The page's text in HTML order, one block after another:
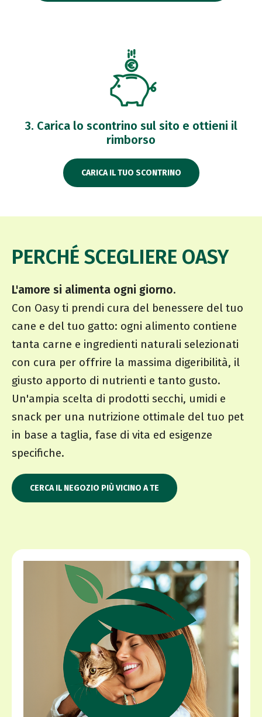
3. Carica lo scontrino sul sito e ottieni il
rimborso
CARICA IL TUO SCONTRINO
PERCHÉ SCEGLIERE OASY
L'amore si alimenta ogni giorno.
Con Oasy ti prendi cura del benessere del tuo
cane e del tuo gatto: ogni alimento contiene
tanta carne e ingredienti naturali selezionati
con cura per offrire la massima digeribilità, il
giusto apporto di nutrienti e tanto gusto.
Un'ampia scelta di prodotti secchi, umidi e
snack per una nutrizione ottimale del tuo pet
in base a taglia, fase di vita ed esigenze
specifiche.
CERCA IL NEGOZIO PIÙ VICINO A TE